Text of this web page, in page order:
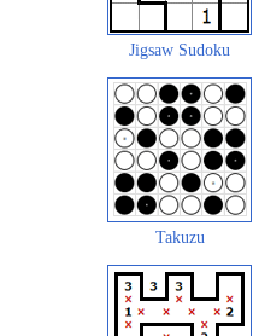
Jigsaw Sudoku
Takuzu